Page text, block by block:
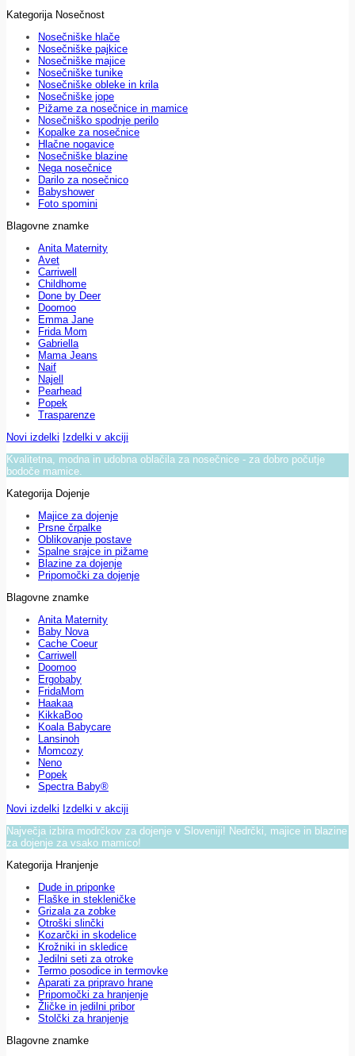
Kategorija Nosečnost
Nosečniške hlače
Nosečniške pajkice
Nosečniške majice
Nosečniške tunike
Nosečniške obleke in krila
Nosečniške jope
Pižame za nosečnice in mamice
Nosečniško spodnje perilo
Kopalke za nosečnice
Hlačne nogavice
Nosečniške blazine
Nega nosečnice
Darilo za nosečnico
Babyshower
Foto spomini
Blagovne znamke
Anita Maternity
Avet
Carriwell
Childhome
Done by Deer
Doomoo
Emma Jane
Frida Mom
Gabriella
Mama Jeans
Naif
Najell
Pearhead
Popek
Trasparenze
Novi izdelki Izdelki v akciji
Kvalitetna, modna in udobna oblačila za nosečnice - za dobro počutje
bodoče mamice.
Kategorija Dojenje
Majice za dojenje
Prsne črpalke
Oblikovanje postave
Spalne srajce in pižame
Blazine za dojenje
Pripomočki za dojenje
Blagovne znamke
Anita Maternity
Baby Nova
Cache Coeur
Carriwell
Doomoo
Ergobaby
FridaMom
Haakaa
KikkaBoo
Koala Babycare
Lansinoh
Momcozy
Neno
Popek
Spectra Baby®
Novi izdelki Izdelki v akciji
Največja izbira modrčkov za dojenje v Sloveniji! Nedrčki, majice in blazine
za dojenje za vsako mamico!
Kategorija Hranjenje
Dude in priponke
Flaške in stekleničke
Grizala za zobke
Otroški slinčki
Kozarčki in skodelice
Krožniki in skledice
Jedilni seti za otroke
Termo posodice in termovke
Aparati za pripravo hrane
Pripomočki za hranjenje
Žličke in jedilni pribor
Stolčki za hranjenje
Blagovne znamke